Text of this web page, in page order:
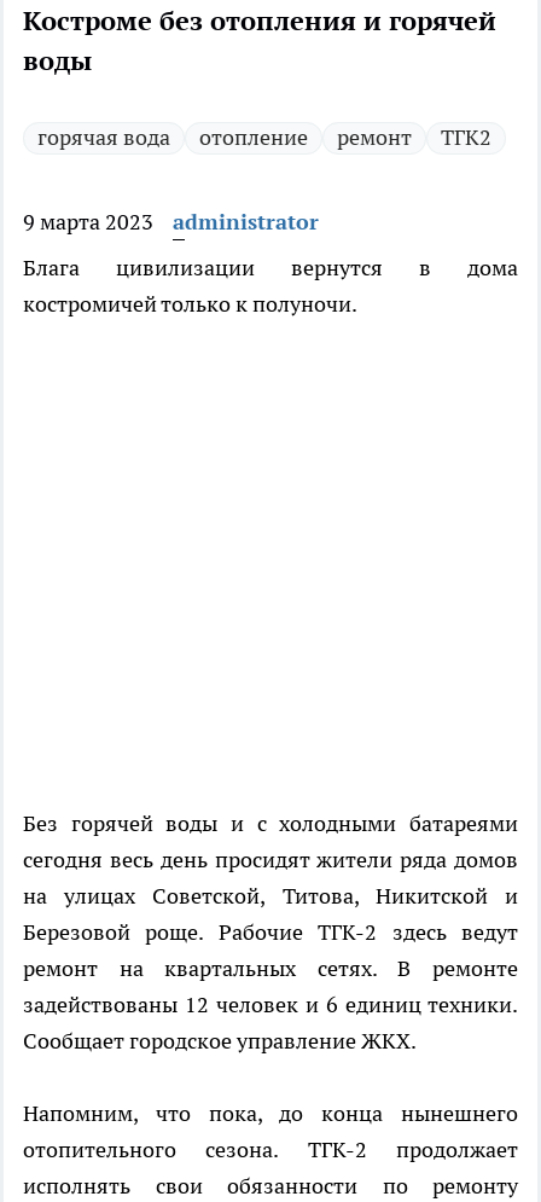
Костроме без отопления и горячей
воды
горячая вода отопление ремонт ТГК2
9 марта 2023
administrator
Блага цивилизации вернутся в дома
костромичей только к полуночи.
Без горячей воды и с холодными батареями
сегодня весь день просидят жители ряда домов
на улицах Советской, Титова, Никитской и
Березовой роще. Рабочие ТГК-2 здесь ведут
ремонт на квартальных сетях. В ремонте
задействованы 12 человек и 6 единиц техники.
Сообщает городское управление ЖКХ.
Напомним, что пока, до конца нынешнего
отопительного сезона. ТГК-2 продолжает
исполнять свои обязанности по ремонту